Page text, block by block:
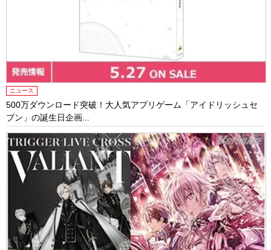
ニュース
500万ダウンロード突破！大人気アプリゲーム「アイドリッシュセ
ブン」の誕生日企画...